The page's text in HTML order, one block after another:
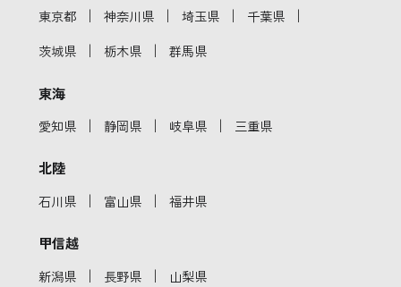
東京都 ｜ 神奈川県 ｜ 埼玉県 ｜ 千葉県 ｜
茨城県 ｜ 栃木県 ｜ 群馬県
東海
愛知県 ｜ 静岡県 ｜ 岐阜県 ｜ 三重県
北陸
石川県 ｜ 富山県 ｜ 福井県
甲信越
新潟県 ｜ 長野県 ｜ 山梨県